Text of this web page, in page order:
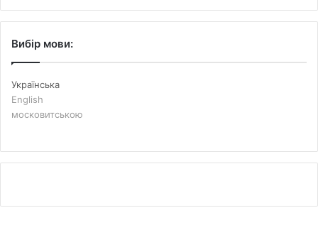
Вибір мови:
Українська
English
московитською